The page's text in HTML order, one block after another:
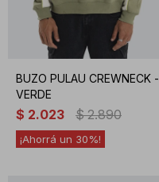
BUZO PULAU CREWNECK -
VERDE
$ 2.023 $ 2.890
30